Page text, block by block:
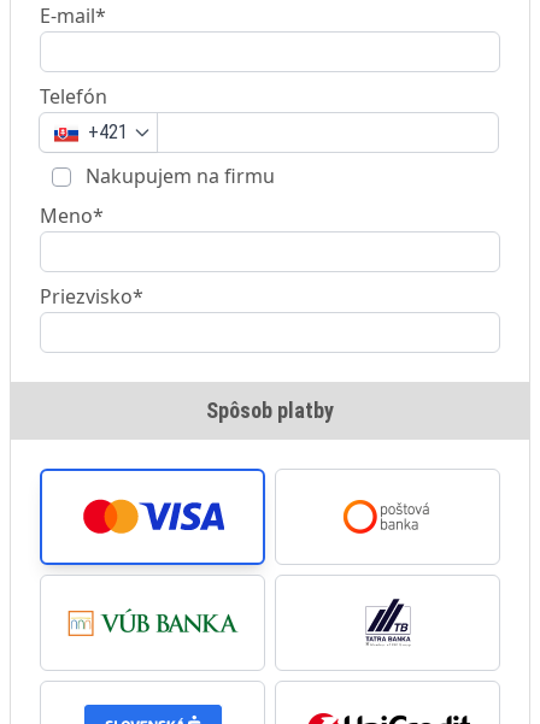
E-mail*
Telefón
+421
Nakupujem na firmu
Meno*
Priezvisko*
Spôsob platby